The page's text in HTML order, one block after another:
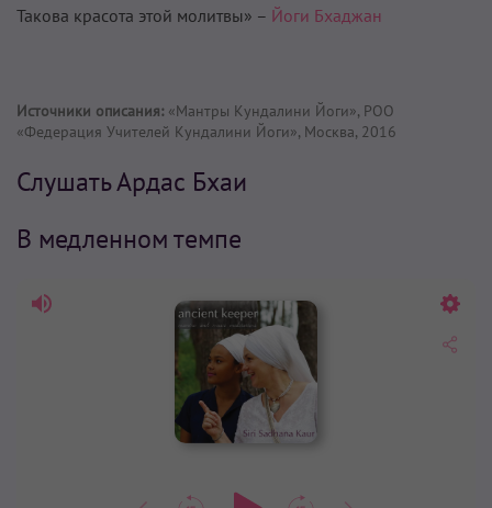
Такова красота этой молитвы» – Йоги Бхаджан
Источники описания: «Мантры Кундалини Йоги», РОО
«Федерация Учителей Кундалини Йоги», Москва, 2016
Слушать Ардас Бхаи
В медленном темпе